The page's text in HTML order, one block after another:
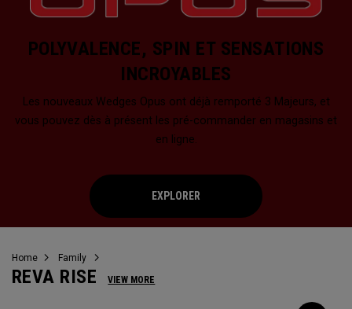
POLYVALENCE, SPIN ET SENSATIONS
INCROYABLES
Les nouveaux Wedges Opus ont déjà remporté 3 Majeurs, et
vous pouvez dès à présent les pré-commander en magasins et
en ligne.
EXPLORER
Home Family
REVA RISE VIEW MORE